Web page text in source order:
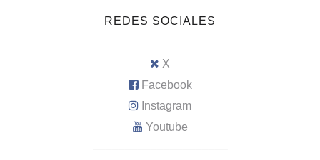
REDES SOCIALES
X
Facebook
Instagram
Youtube
–––––––––––––––––––––